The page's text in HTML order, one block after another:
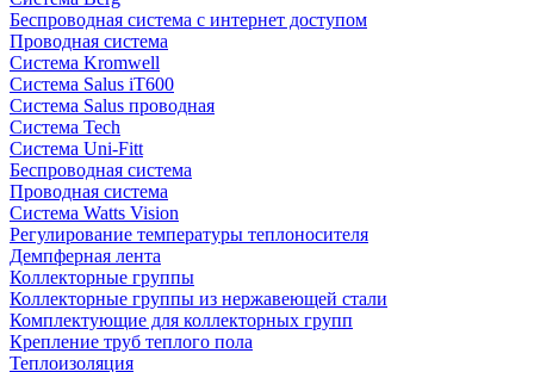
Беспроводная система с интернет доступом
Проводная система
Система Kromwell
Система Salus iT600
Система Salus проводная
Система Tech
Система Uni-Fitt
Беспроводная система
Проводная система
Система Watts Vision
Регулирование температуры теплоносителя
Демпферная лента
Коллекторные группы
Коллекторные группы из нержавеющей стали
Комплектующие для коллекторных групп
Крепление труб теплого пола
Теплоизоляция